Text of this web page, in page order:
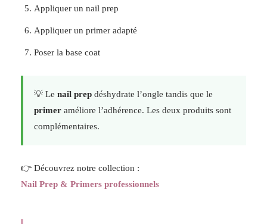
Appliquer un nail prep
Appliquer un primer adapté
Poser la base coat
💡 Le nail prep déshydrate l’ongle tandis que le
primer améliore l’adhérence. Les deux produits sont
complémentaires.
👉 Découvrez notre collection :
Nail Prep & Primers professionnels